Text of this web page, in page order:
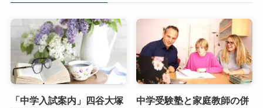
「中学入試案内」四谷大塚
中学受験塾と家庭教師の併